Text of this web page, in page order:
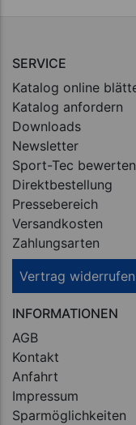
SERVICE
Katalog online
Katalog anfordern
Downloads
Newsletter
Sport-Tec bewerten
Direktbestellung
Pressebereich
Versandkosten
Zahlungsarten
Vertrag widerrufen
INFORMATIONEN
AGB
Kontakt
Anfahrt
Impressum
Sparmöglichkeiten